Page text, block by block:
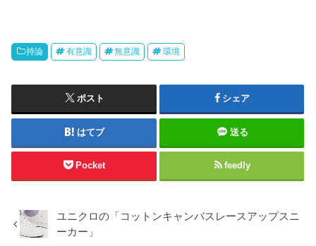
持論 有意識 無意識 環境
ポスト シェア
はてブ 送る
Pocket feedly
ユニクロの「コットンキャンバスレースアップスニ
ーカー」